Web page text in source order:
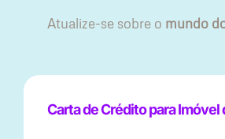
Atualize-se sobre o mundo
Carta de Crédito para Imóvel